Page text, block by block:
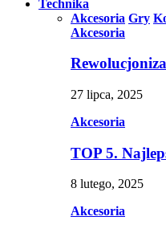
Technika
Akcesoria Gry
Akcesoria
27 lipca, 2025
Akcesoria
TOP 5.
8 lutego, 2025
Akcesoria